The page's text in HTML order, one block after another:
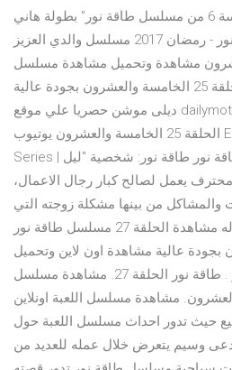
مشاهدة "الحلقة السادسة 6 من مسلسل طاقة نور" بطولة هاني
سلامة, مسلسل طاقة نور - رمضان 2017 مسلسل والدي العزيز
والعشرون مشاهدة وتحميل مشاهدة مسلسل
والدي العزيز الحلقة 25 الخامسة والعشرون بجودة عالية HD يوتيوب
ديلى موشن حصريا علي موقع dailymotion,مسلسل والدي العزيز
الحلقة 25 الخامسة والعشرون يوتيوب Episode 05 - Taqet Nour
Series | الحلقة الخامسة - مسلسل طاقة نور طاقة نور: شخصية "ليل
يعمل لصالح كبار رجال الاعمال،
والمشاكل من بينها مشكلة زوجته التي
تكره حياته معه بسبب انشغاله مشاهدة الحلقة 27 مسلسل طاقة نور
بجودة عالية مشاهدة اون لاين وتحميل
مباشر على اكثر من سيرفر . طاقة نور الحلقة 27. مشاهدة مسلسل
28 الثامنة والعشرون. مشاهدة مسلسل اللعبة اونلاين
حيث تدور احداث مسلسل اللعبة حول
وسيم يتعرض خلال عمله للعديد من